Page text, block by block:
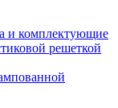
и комплектующие
решеткой